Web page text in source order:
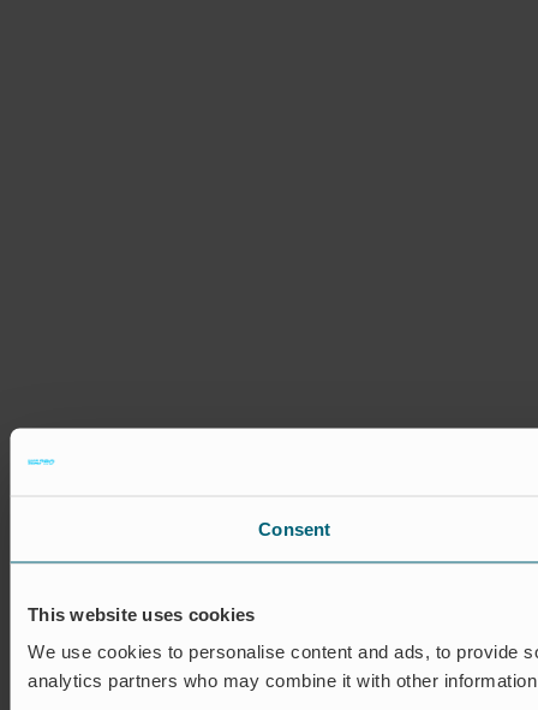
Consent
This website uses cookies
We use cookies to personalise content and ads, to provide
analytics partners who may combine it with other